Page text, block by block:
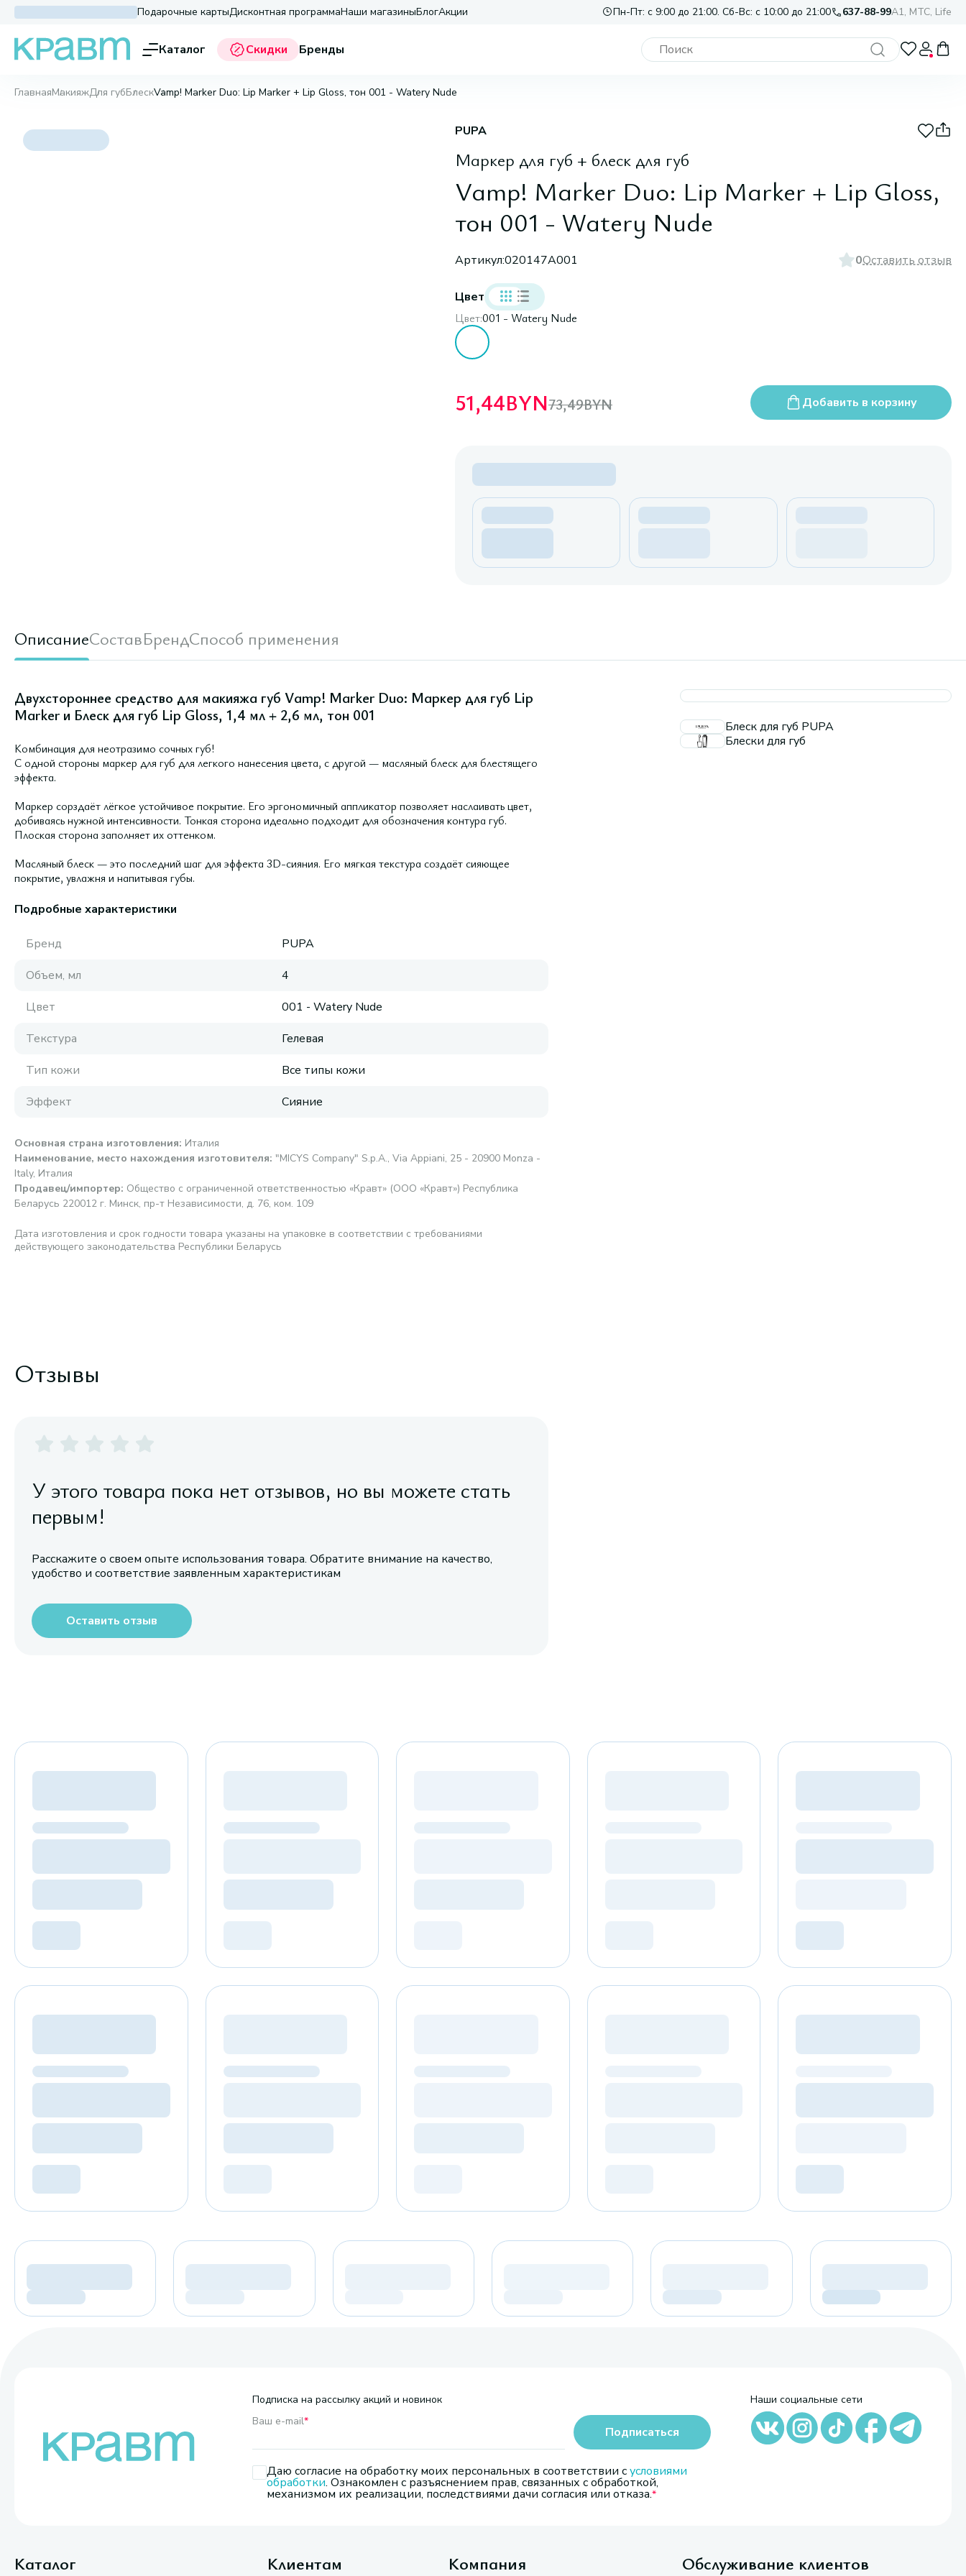
Подарочные картыДисконтная программаНаши магазиныБлогАкции Пн-Пт: с 9:00 до 21:00. Сб-Вс: с 10:00 до 21:00 637-88-99A1, МТС, Life
Каталог Скидки Бренды
ГлавнаяМакияжДля губБлескVamp! Marker Duo: Lip Marker + Lip Gloss, тон 001 - Watery Nude
PUPA
Маркер для губ + блеск для губ
Vamp! Marker Duo: Lip Marker + Lip Gloss,
тон 001 - Watery Nude
Артикул:020147A001 0Оставить отзыв
Цвет
Цвет:001 - Watery Nude
51,44BYN73,49BYN Добавить в корзину
ОписаниеСоставБрендСпособ применения
Двухстороннее средство для макияжа губ Vamp! Marker Duo: Маркер для губ Lip
Marker и Блеск для губ Lip Gloss, 1,4 мл + 2,6 мл, тон 001
Комбинация для неотразимо сочных губ!
С одной стороны маркер для губ для легкого нанесения цвета, с другой — масляный блеск для блестящего
эффекта.
Маркер сорздаёт лёгкое устойчивое покрытие. Его эргономичный аппликатор позволяет наслаивать цвет,
добиваясь нужной интенсивности. Тонкая сторона идеально подходит для обозначения контура губ.
Плоская сторона заполняет их оттенком.
Масляный блеск — это последний шаг для эффекта 3D-сияния. Его мягкая текстура создаёт сияющее
покрытие, увлажня и напитывая губы.
Подробные характеристики
Бренд
PUPA
Объем, мл
4
Цвет
001 - Watery Nude
Текстура
Гелевая
Тип кожи
Все типы кожи
Эффект
Сияние
Основная страна изготовления: Италия
Наименование, место нахождения изготовителя: "MICYS Company" S.p.A., Via Appiani, 25 - 20900 Monza -
Italy, Италия
Продавец/импортер: Общество с ограниченной ответственностью «Кравт» (ООО «Кравт») Республика
Беларусь 220012 г. Минск, пр-т Независимости, д. 76, ком. 109
Дата изготовления и срок годности товара указаны на упаковке в соответствии с требованиями
действующего законодательства Республики Беларусь
Блеск для губ PUPA
Блески для губ
Отзывы
У этого товара пока нет отзывов, но вы можете стать
первым!
Расскажите о своем опыте использования товара. Обратите внимание на качество,
удобство и соответствие заявленным характеристикам
Оставить отзыв
Подписка на рассылку акций и новинок
Ваш e-mail*
Даю согласие на обработку моих персональных в соответствии сусловиями
обработки. Ознакомлен с разъяснением прав, связанных с обработкой,
механизмом их реализации, последствиями дачи согласия или отказа.
Подписаться
Наши социальные сети
Каталог Клиентам Компания Обслуживание клиентов